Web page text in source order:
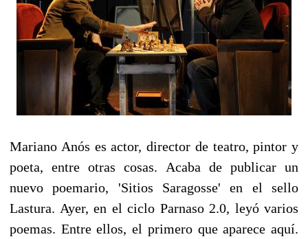
Mariano Anós es actor, director de teatro, pintor y
poeta, entre otras cosas. Acaba de publicar un
nuevo poemario, 'Sitios Saragosse' en el sello
Lastura. Ayer, en el ciclo Parnaso 2.0, leyó varios
poemas. Entre ellos, el primero que aparece aquí.